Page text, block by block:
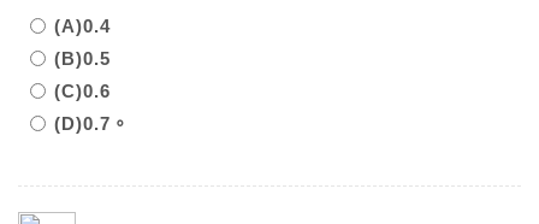
(A)0.4
(B)0.5
(C)0.6
(D)0.7。